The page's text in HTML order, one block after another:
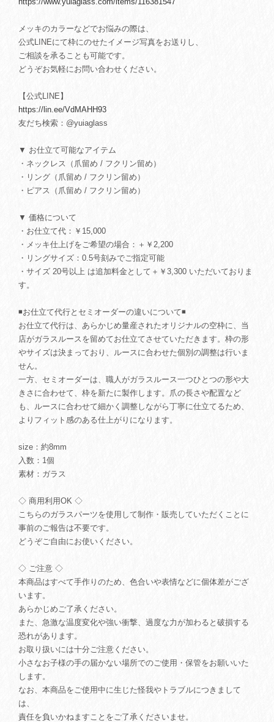
メッキのカラーなどでお悩みの際は、
公式LINEにて枠にのせたイメージ写真をお送りし、
ご相談を承ることも可能です。
どうぞお気軽にお問い合わせください。
【公式LINE】
https://lin.ee/VdMAHH93
友だち検索：@yuiaglass
▼ お仕立て可能なアイテム
・ネックレス（爪留め / フクリン留め）
・リング（爪留め / フクリン留め）
・ピアス（爪留め / フクリン留め）
▼ 価格について
・お仕立て代：￥15,000
・メッキ仕上げをご希望の場合：＋￥2,200
・リングサイズ：0.5号刻みでご指定可能
・サイズ 20号以上 は追加料金として＋￥3,300 いただいておりま
す。
◾️お仕立て代行とセミオーダーの違いについて◾️
お仕立て代行は、あらかじめ量産されたオリジナルの空枠に、当
店がガラスルースを留めてお仕立てさせていただきます。枠の形
やサイズは決まっており、ルースに合わせた個別の調整は行いま
せん。
一方、セミオーダーは、職人がガラスルース一つひとつの形や大
きさに合わせて、枠を新たに製作します。爪の長さや配置など
も、ルースに合わせて細かく調整しながら丁寧に仕立てるため、
よりフィット感のある仕上がりになります。
size：約8mm
入数：1個
素材：ガラス
◇ 商用利用OK ◇
こちらのガラスパーツを使用して制作・販売していただくことに
事前のご報告は不要です。
どうぞご自由にお使いください。
◇ ご注意 ◇
本商品はすべて手作りのため、色合いや表情などに個体差がござ
います。
あらかじめご了承ください。
また、急激な温度変化や強い衝撃、過度な力が加わると破損する
恐れがあります。
お取り扱いには十分ご注意ください。
小さなお子様の手の届かない場所でのご使用・保管をお願いいた
します。
なお、本商品をご使用中に生じた怪我やトラブルにつきまして
は、
責任を負いかねますことをご了承くださいませ。